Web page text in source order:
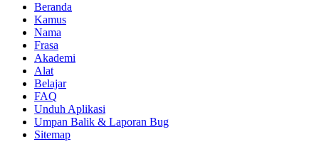
Beranda
Kamus
Nama
Frasa
Akademi
Alat
Belajar
FAQ
Unduh Aplikasi
Umpan Balik & Laporan Bug
Sitemap